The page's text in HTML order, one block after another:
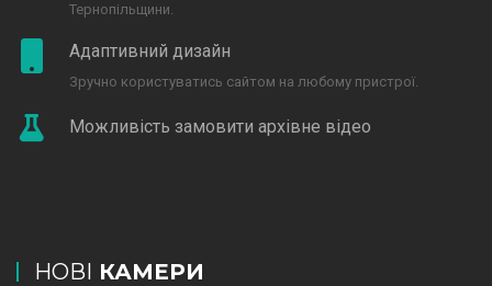
Тернопільщини.
Адаптивний дизайн
Зручно користуватись сайтом на любому пристрої.
Можливість замовити архівне відео
НОВІ КАМЕРИ